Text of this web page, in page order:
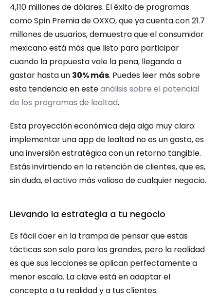
4,110 millones de dólares. El éxito de programas
como Spin Premia de OXXO, que ya cuenta con 21.7
millones de usuarios, demuestra que el consumidor
mexicano está más que listo para participar
cuando la propuesta vale la pena, llegando a
gastar hasta un 30% más. Puedes leer más sobre
esta tendencia en este análisis sobre el potencial
de los programas de lealtad.
Esta proyección económica deja algo muy claro:
implementar una app de lealtad no es un gasto, es
una inversión estratégica con un retorno tangible.
Estás invirtiendo en la retención de clientes, que es,
sin duda, el activo más valioso de cualquier negocio.
Llevando la estrategia a tu negocio
Es fácil caer en la trampa de pensar que estas
tácticas son solo para los grandes, pero la realidad
es que sus lecciones se aplican perfectamente a
menor escala. La clave está en adaptar el
concepto a tu realidad y a tus clientes.